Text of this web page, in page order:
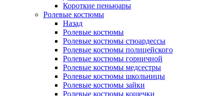
Короткие пеньюары
Ролевые костюмы
Назад
Ролевые костюмы
Ролевые костюмы стюардессы
Ролевые костюмы полицейского
Ролевые костюмы горничной
Ролевые костюмы медсестры
Ролевые костюмы школьницы
Ролевые костюмы зайки
Ролевые костюмы кошечки